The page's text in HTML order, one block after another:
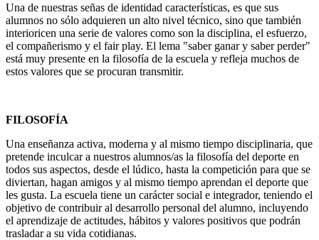
Una de nuestras señas de identidad características, es que sus
alumnos no sólo adquieren un alto nivel técnico, sino que también
interioricen una serie de valores como son la disciplina, el esfuerzo,
el compañerismo y el fair play. El lema "saber ganar y saber perder"
está muy presente en la filosofía de la escuela y refleja muchos de
estos valores que se procuran transmitir.
FILOSOFÍA
Una enseñanza activa, moderna y al mismo tiempo disciplinaria, que
pretende inculcar a nuestros alumnos/as la filosofía del deporte en
todos sus aspectos, desde el lúdico, hasta la competición para que se
diviertan, hagan amigos y al mismo tiempo aprendan el deporte que
les gusta. La escuela tiene un carácter social e integrador, teniendo el
objetivo de contribuir al desarrollo personal del alumno, incluyendo
el aprendizaje de actitudes, hábitos y valores positivos que podrán
trasladar a su vida cotidianas.